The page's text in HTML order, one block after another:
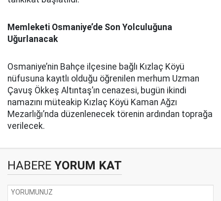
Memleketi Osmaniye’de Son Yolculuğuna
Uğurlanacak
Osmaniye’nin Bahçe ilçesine bağlı Kızlaç Köyü
nüfusuna kayıtlı olduğu öğrenilen merhum Uzman
Çavuş Ökkeş Altıntaş’ın cenazesi, bugün ikindi
namazını müteakip Kızlaç Köyü Kaman Ağzı
Mezarlığı’nda düzenlenecek törenin ardından toprağa
verilecek.
HABERE YORUM KAT